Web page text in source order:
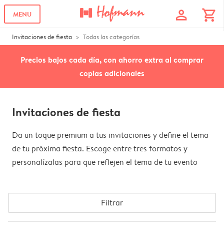
MENU profile shopping_cart
Invitaciones de fiesta Todas las categorías
Precios bajos cada día, con ahorro extra al comprar
copias adicionales
Invitaciones de fiesta
Da un toque premium a tus invitaciones y define el tema
de tu próxima fiesta. Escoge entre tres formatos y
personalízalas para que reflejen el tema de tu evento
Filtrar